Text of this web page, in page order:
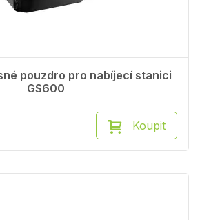
pouzdro pro nabíjecí stanici
GS600
Koupit